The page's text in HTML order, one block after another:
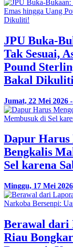
JPU Buka-
Tak Sesuai,
Pound
Bakal
Jumat, 22 Mei 2026
Dapur Harus
Bengkalis
Sel karena
Minggu, 17 Mei
Berawal dari
Riau